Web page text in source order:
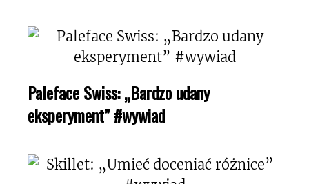
Paleface Swiss: „Bardzo udany
eksperyment” #wywiad